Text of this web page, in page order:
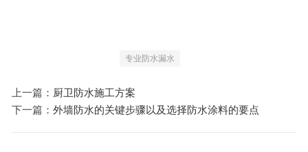
专业防水漏水
上一篇： 厨卫防水施工方案
下一篇： 外墙防水的关键步骤以及选择防水涂料的要点